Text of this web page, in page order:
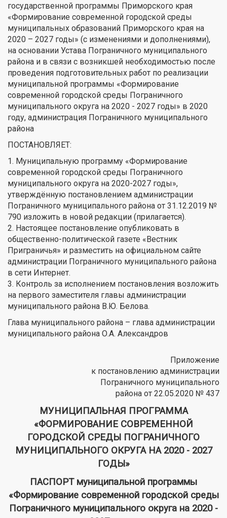
государственной программы Приморского края
«Формирование современной городской среды
муниципальных образований Приморского края на
2020 – 2027 годы» (с изменениями и дополнениями),
на основании Устава Пограничного муниципального
района и в связи с возникшей необходимостью после
проведения подготовительных работ по реализации
муниципальной программы «Формирование
современной городской среды Пограничного
муниципального округа на 2020 - 2027 годы» в 2020
году, администрация Пограничного муниципального
района
ПОСТАНОВЛЯЕТ:
1. Муниципальную программу «Формирование
современной городской среды Пограничного
муниципального округа на 2020-2027 годы»,
утверждённую постановлением администрации
Пограничного муниципального района от 31.12.2019 №
790 изложить в новой редакции (прилагается).
2. Настоящее постановление опубликовать в
общественно-политической газете «Вестник
Приграничья» и разместить на официальном сайте
администрации Пограничного муниципального района
в сети Интернет.
3. Контроль за исполнением постановления возложить
на первого заместителя главы администрации
муниципального района В.Ю. Белова.
Глава муниципального района – глава администрации
муниципального района О.А. Александров
Приложение
к постановлению администрации
Пограничного муниципального
района от 22.05.2020 № 437
МУНИЦИПАЛЬНАЯ ПРОГРАММА
«ФОРМИРОВАНИЕ СОВРЕМЕННОЙ
ГОРОДСКОЙ СРЕДЫ ПОГРАНИЧНОГО
МУНИЦИПАЛЬНОГО ОКРУГА НА 2020 - 2027
ГОДЫ»
ПАСПОРТ муниципальной программы
«Формирование современной городской среды
Пограничного муниципального округа на 2020 -